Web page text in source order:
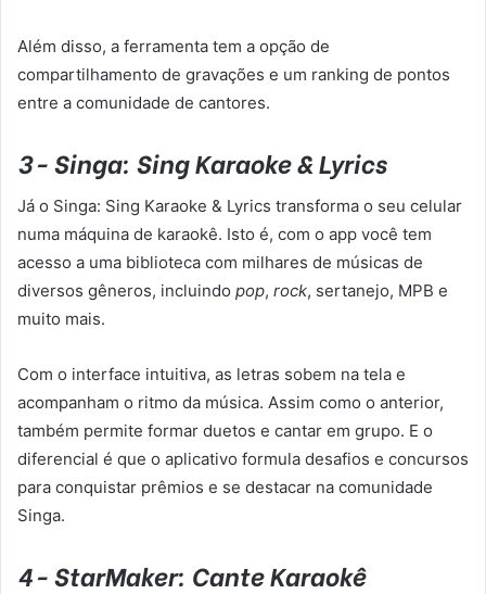
Além disso, a ferramenta tem a opção de
compartilhamento de gravações e um ranking de pontos
entre a comunidade de cantores.
3- Singa: Sing Karaoke & Lyrics
Já o Singa: Sing Karaoke & Lyrics transforma o seu celular
numa máquina de karaokê. Isto é, com o app você tem
acesso a uma biblioteca com milhares de músicas de
diversos gêneros, incluindo pop, rock, sertanejo, MPB e
muito mais.
Com o interface intuitiva, as letras sobem na tela e
acompanham o ritmo da música. Assim como o anterior,
também permite formar duetos e cantar em grupo. E o
diferencial é que o aplicativo formula desafios e concursos
para conquistar prêmios e se destacar na comunidade
Singa.
4- StarMaker: Cante Karaokê